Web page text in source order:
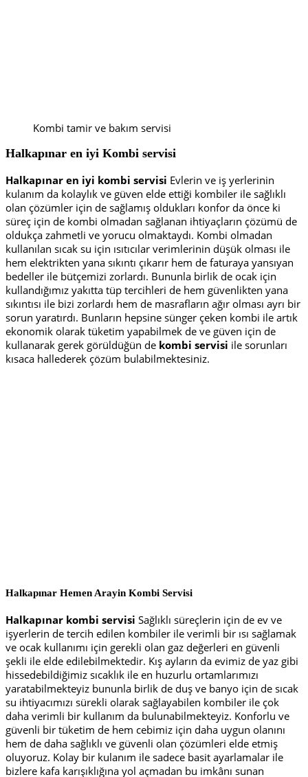
Kombi tamir ve bakım servisi
Halkapınar en iyi Kombi servisi
Halkapınar en iyi kombi servisi Evlerin ve iş yerlerinin
kulanım da kolaylık ve güven elde ettiği kombiler ile sağlıklı
olan çözümler için de sağlamış oldukları konfor da önce ki
süreç için de kombi olmadan sağlanan ihtiyaçların çözümü de
oldukça zahmetli ve yorucu olmaktaydı. Kombi olmadan
kullanılan sıcak su için ısıtıcılar verimlerinin düşük olması ile
hem elektrikten yana sıkıntı çıkarır hem de faturaya yansıyan
bedeller ile bütçemizi zorlardı. Bununla birlik de ocak için
kullandığımız yakıtta tüp tercihleri de hem güvenlikten yana
sıkıntısı ile bizi zorlardı hem de masrafların ağır olması ayrı bir
sorun yaratırdı. Bunların hepsine sünger çeken kombi ile artık
ekonomik olarak tüketim yapabilmek de ve güven için de
kullanarak gerek görüldüğün de kombi servisi ile sorunları
kısaca hallederek çözüm bulabilmektesiniz.
Halkapınar Hemen Arayin Kombi Servisi
Halkapınar kombi servisi Sağlıklı süreçlerin için de ev ve
işyerlerin de tercih edilen kombiler ile verimli bir ısı sağlamak
ve ocak kullanımı için gerekli olan gaz değerleri en güvenli
şekli ile elde edilebilmektedir. Kış ayların da evimiz de yaz gibi
hissedebildiğimiz sıcaklık ile en huzurlu ortamlarımızı
yaratabilmekteyiz bununla birlik de duş ve banyo için de sıcak
su ihtiyacımızı sürekli olarak sağlayabilen kombiler ile çok
daha verimli bir kullanım da bulunabilmekteyiz. Konforlu ve
güvenli bir tüketim de hem cebimiz için daha uygun olanını
hem de daha sağlıklı ve güvenli olan çözümleri elde etmiş
oluyoruz. Kolay bir kulanım ile sadece basit ayarlamalar ile
bizlere kafa karışıklığına yol açmadan bu imkânı sunan